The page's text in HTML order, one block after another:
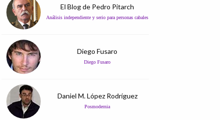
El Blog de Pedro Pitarch
Análisis independiente y serio para personas cabales
Diego Fusaro
Diego Fusaro
Daniel M. López Rodríguez
Posmodernia